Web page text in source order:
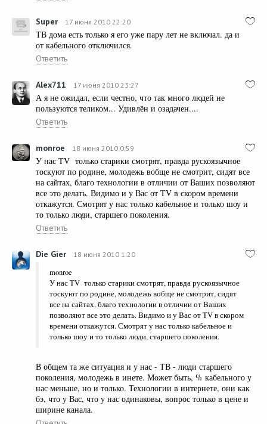
Super 17 июня 2010 22:20
ТВ дома есть только я его уже пару лет не включал. да и
от кабельного отключился.
Ответить
Alex711 17 июня 2010 23:27
А я не ожидал, если честно, что так много людей не
пользуются теликом... Удивлён и озадачен....
Ответить
monroe 18 июня 2010 0:59
У нас TV только старики смотрят, правда рускоязычное
тоскуют по родине, молодежь вобще не смотрит, сидят все
на сайтах, благо технологии в отличии от Ваших позволяют
все это делать. Видимо и у Вас от TV в скором времени
откажутся. Смотрят у нас только кабельное и только шоу и
то только люди, старшего поколения.
Ответить
Die Gier 18 июня 2010 1:20
monroe
У нас TV только старики смотрят, правда рускоязычное
тоскуют по родине, молодежь вобще не смотрит, сидят
все на сайтах, благо технологии в отличии от Ваших
позволяют все это делать. Видимо и у Вас от TV в скором
времени откажутся. Смотрят у нас только кабельное и
только шоу и то только люди, старшего поколения.
В общем та же ситуация и у нас - ТВ - люди старшего
поколения, молодежь в инете. Может быть, % кабельного у
нас меньше, но и только. Технологии в интернете, они как
бэ, что у Вас, что у нас одинаковы, вопрос только в цене и
ширине канала.